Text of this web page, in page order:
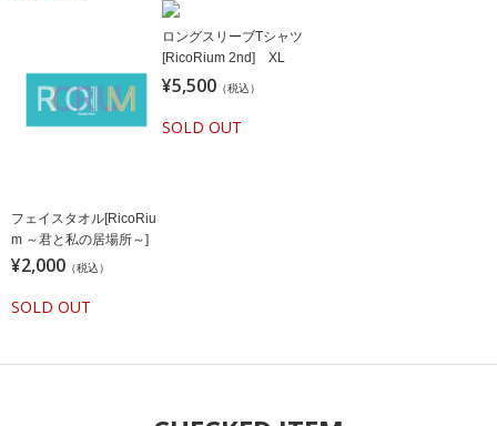
フェイスタオル[RicoRiu
m ～君と私の居場所～]
¥2,000 （税込）
SOLD OUT
ロングスリーブTシャツ
[RicoRium 2nd] XL
¥5,500 （税込）
SOLD OUT